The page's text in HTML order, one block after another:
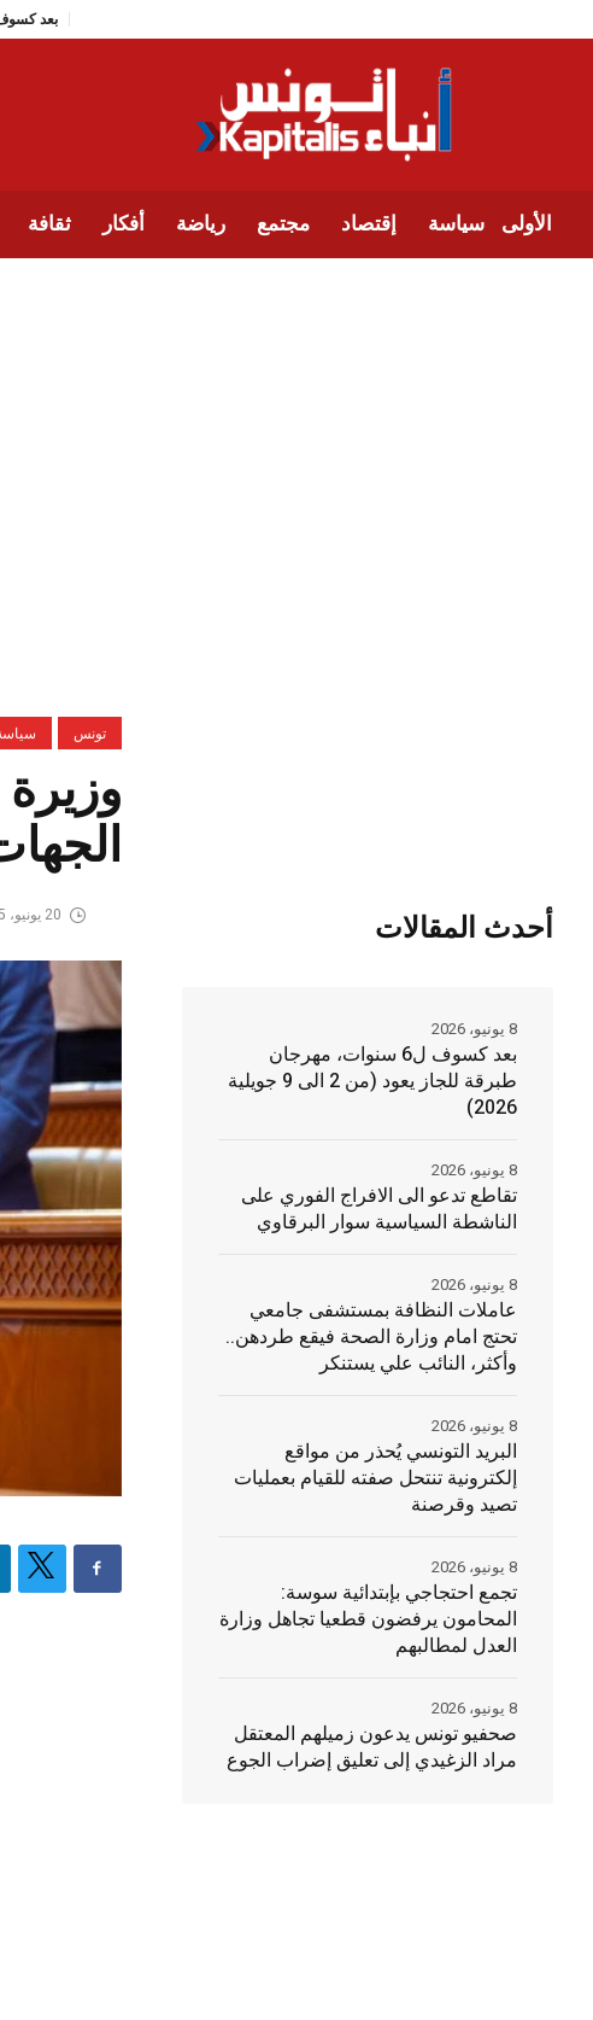
الأولى سياسة إقتصاد مجتمع رياضة أفكار ثقافة
تونس
20 يونيو، 2025 أحدث المقالات
بعد كسوف ل6 سنوات، مهرجان
طبرقة للجاز يعود (من 2 الى 9 جويلية
2026)
8 يونيو، 2026
تقاطع تدعو الى الافراج الفوري على
الناشطة السياسية سوار البرقاوي
8 يونيو، 2026
عاملات النظافة بمستشفى جامعي
تحتج امام وزارة الصحة فيقع طردهن..
وأكثر، النائب علي يستنكر
8 يونيو، 2026
البريد التونسي يُحذر من مواقع
إلكترونية تنتحل صفته للقيام بعمليات
تصيد وقرصنة
8 يونيو، 2026
تجمع احتجاجي بإبتدائية سوسة:
المحامون يرفضون قطعيا تجاهل وزارة
العدل لمطالبهم
8 يونيو، 2026
صحفيو تونس يدعون زميلهم المعتقل
مراد الزغيدي إلى تعليق إضراب الجوع
8 يونيو، 2026